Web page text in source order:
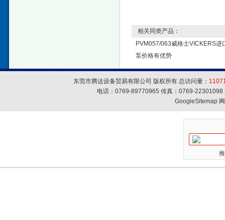
相关同类产品：
PVM057/063威格士VICKERS进
泵价格有优势
东莞市腾达设备贸易有限公司 版权所有 总访问量：
电话：0769-89770965 传真：0769-
GoogleSitemap网